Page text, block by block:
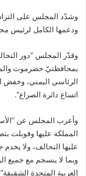
وشدّد المجلس على التزام
ودعمها الكامل لرئيس
وقدّر المجلس “دور
بمحافظتيّ حضرموت
الرئاسي اليمني، وخفض
اتساع دائرة الصراع”.
وأعرب المجلس عن
المملكة عليها وقوبلت
عليها التحالف، ولا
وبما لا ينسجم مع جميع
العربية المتحدة